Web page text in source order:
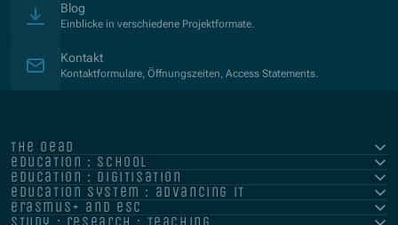
Blog
Einblicke in verschiedene Projektformate.
Kontakt
Kontaktformulare, Öffnungszeiten, Access Statements.
the oead
education : school
education : digitisation
education system : advancing it
erasmus+ and esc
study : research : teaching